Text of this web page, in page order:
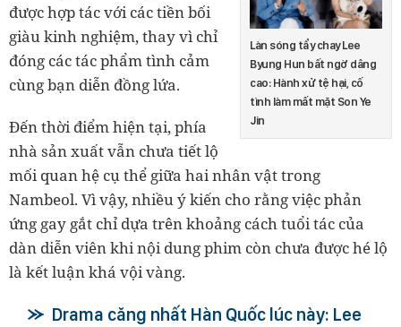
Làn sóng tẩy chay Lee
Byung Hun bất ngờ dâng
cao: Hành xử tệ hại, cố
tình làm mất mặt Son Ye
Jin
được hợp tác với các tiền bối
giàu kinh nghiệm, thay vì chỉ
đóng các tác phẩm tình cảm
cùng bạn diễn đồng lứa.
Đến thời điểm hiện tại, phía
nhà sản xuất vẫn chưa tiết lộ
mối quan hệ cụ thể giữa hai nhân vật trong
Nambeol. Vì vậy, nhiều ý kiến cho rằng việc phản
ứng gay gắt chỉ dựa trên khoảng cách tuổi tác của
dàn diễn viên khi nội dung phim còn chưa được hé lộ
là kết luận khá vội vàng.
Drama căng nhất Hàn Quốc lúc này: Lee